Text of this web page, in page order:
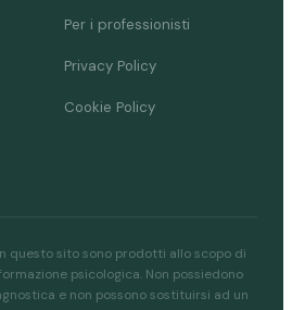
Per i professionisti
Privacy Policy
Cookie Policy
questo sito sono prodotti allo scopo di
psicologica. Non possiedono
e non possono sostituirsi ad un